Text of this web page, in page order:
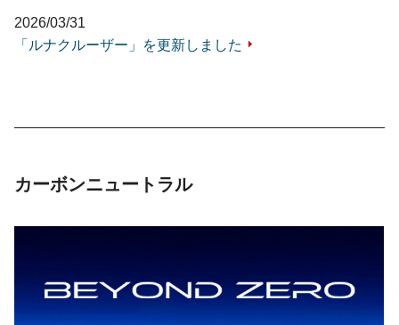
2026/03/31
「ルナクルーザー」を更新しました
カーボンニュートラル